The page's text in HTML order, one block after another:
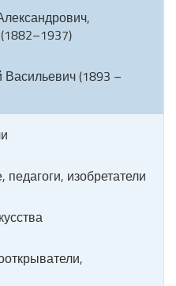
Васильевич (1893 –
изобретатели